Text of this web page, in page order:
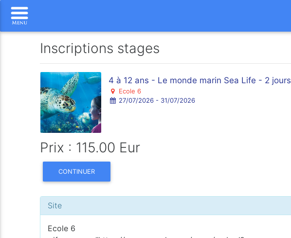
Inscriptions stages
4 à 12 ans - Le monde marin Sea Life - 2 jours
Ecole 6
27/07/2026 - 31/07/2026
Prix : 115.00 Eur
CONTINUER
Site
Ecole 6